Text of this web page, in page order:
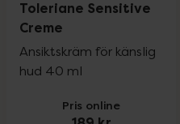
Toleriane Sensitive
Creme
Ansiktskräm för känslig
hud 40 ml
Pris online